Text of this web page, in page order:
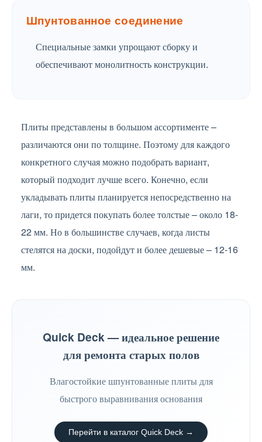
Шпунтованное соединение
Специальные замки упрощают сборку и
обеспечивают монолитность конструкции.
Плиты представлены в большом ассортименте –
различаются они по толщине. Поэтому для каждого
конкретного случая можно подобрать вариант,
который подходит лучше всего. Конечно, если
укладывать плиты планируется непосредственно на
лаги, то придется покупать более толстые – около 18-
22 мм. Но в большинстве случаев, когда листы
стелятся на доски, подойдут и более дешевые – 12-16
мм.
Quick Deck — идеальное решение
для ремонта старых полов
Влагостойкие шпунтованные плиты для
быстрого выравнивания основания
Перейти в каталог Quick Deck